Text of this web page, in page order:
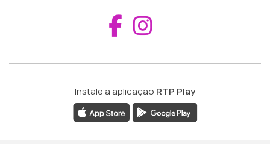
Aceder ao
Instale a aplicação RTP Play